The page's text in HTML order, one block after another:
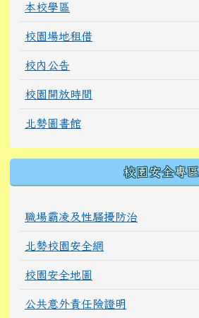
本校學區
校園場地租借
校內公告
校園開放時間
北勢圖書館
校園安全專區
職場霸凌及性騷擾防治
北勢校園安全網
校園安全地圖
公共意外責任險證明